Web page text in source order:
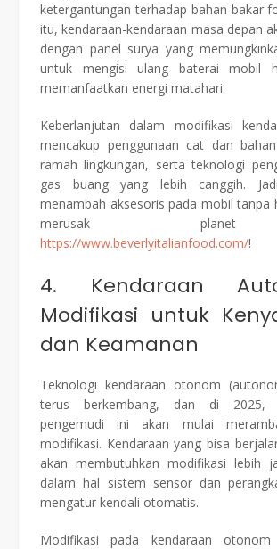
ketergantungan terhadap bahan bakar
itu, kendaraan-kendaraan masa depan
dengan panel surya yang
untuk mengisi ulang baterai mobil
memanfaatkan energi matahari.
Keberlanjutan dalam modifikasi
mencakup penggunaan cat dan
ramah lingkungan, serta teknologi
gas buang yang lebih canggih.
menambah aksesoris pada mobil tanpa
merusak
https://www.beverlyitalianfood.com/!
4. Kendaraan
Modifikasi untuk
dan Keamanan
Teknologi kendaraan otonom
terus berkembang, dan di 2025,
pengemudi ini akan mulai
modifikasi. Kendaraan yang bisa
akan membutuhkan modifikasi lebih
dalam hal sistem sensor dan
mengatur kendali otomatis.
Modifikasi pada kendaraan otonom